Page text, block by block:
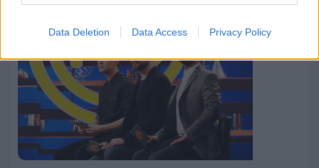
Data Deletion Data Access Privacy Policy